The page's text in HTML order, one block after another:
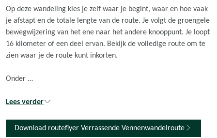
F
a
c
e
b
o
X
e
-
m
a
i
W
h
a
t
s
Op deze wandeling kies je zelf waar je begint, waar en hoe vaak
je afstapt en de totale lengte van de route. Je volgt de groengele
bewegwijzering van het ene naar het andere knooppunt. Je loopt
16 kilometer of een deel ervan. Bekijk de volledige route om te
zien waar je de route kunt inkorten.
Onder …
Lees verder
Download routeflyer Verrassende Vennenwandelroute